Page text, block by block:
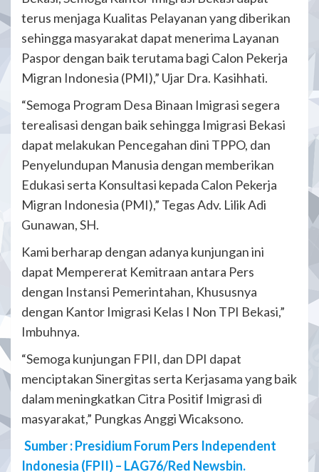
terus menjaga Kualitas Pelayanan yang diberikan
sehingga masyarakat dapat menerima Layanan
Paspor dengan baik terutama bagi Calon Pekerja
Migran Indonesia (PMI),” Ujar Dra. Kasihhati.
“Semoga Program Desa Binaan Imigrasi segera
terealisasi dengan baik sehingga Imigrasi Bekasi
dapat melakukan Pencegahan dini TPPO, dan
Penyelundupan Manusia dengan memberikan
Edukasi serta Konsultasi kepada Calon Pekerja
Migran Indonesia (PMI),” Tegas Adv. Lilik Adi
Gunawan, SH.
Kami berharap dengan adanya kunjungan ini
dapat Mempererat Kemitraan antara Pers
dengan Instansi Pemerintahan, Khususnya
dengan Kantor Imigrasi Kelas I Non TPI Bekasi,”
Imbuhnya.
“Semoga kunjungan FPII, dan DPI dapat
menciptakan Sinergitas serta Kerjasama yang baik
dalam meningkatkan Citra Positif Imigrasi di
masyarakat,” Pungkas Anggi Wicaksono.
Sumber : Presidium Forum Pers Independent
Indonesia (FPII) – LAG76/Red Newsbin.